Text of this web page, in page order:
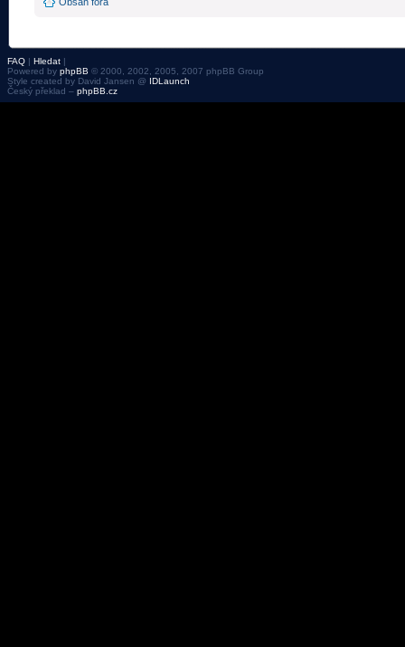
FAQ | Hledat |
Powered by phpBB © 2000, 2002, 2005, 2007 phpBB Group
Style created by David Jansen @ IDLaunch
Český překlad – phpBB.cz